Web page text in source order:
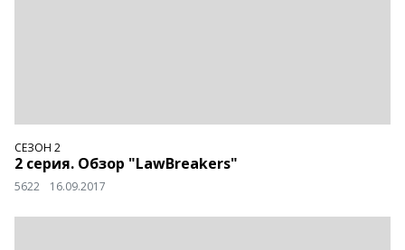
СЕЗОН 2
2 серия. Обзор "LawBreakers"
5622 16.09.2017